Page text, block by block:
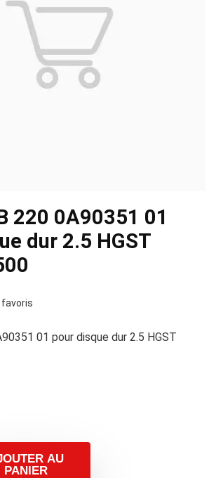
220 0A90351 01
dur 2.5 HGST
01 pour disque dur 2.5 HGST
AU
PANIER